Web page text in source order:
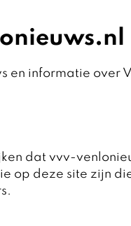
en informatie
dat vvv-
op deze site zijn